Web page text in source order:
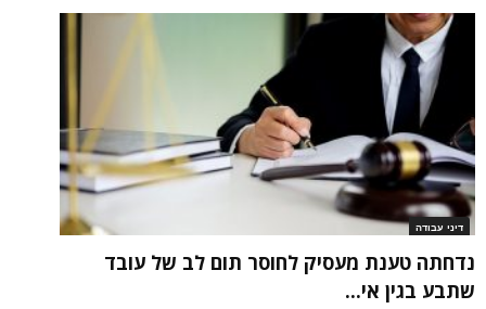
דיני עבודה
נדחתה טענת מעסיק לחוסר תום לב של עובד
שתבע בגין אי...